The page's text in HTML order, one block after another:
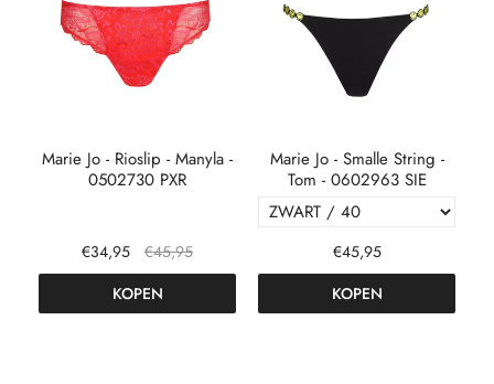
Marie Jo - Rioslip - Manyla -
0502730 PXR
€34,95
€45,95
KOPEN
Marie Jo - Smalle String -
Tom - 0602963 SIE
€45,95
KOPEN